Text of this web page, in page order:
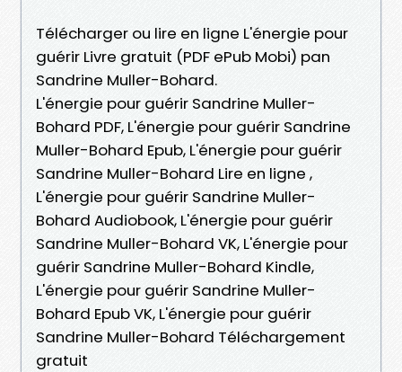
Télécharger ou lire en ligne L'énergie pour
guérir Livre gratuit (PDF ePub Mobi) pan
Sandrine Muller-Bohard.
L'énergie pour guérir Sandrine Muller-
Bohard PDF, L'énergie pour guérir Sandrine
Muller-Bohard Epub, L'énergie pour guérir
Sandrine Muller-Bohard Lire en ligne ,
L'énergie pour guérir Sandrine Muller-
Bohard Audiobook, L'énergie pour guérir
Sandrine Muller-Bohard VK, L'énergie pour
guérir Sandrine Muller-Bohard Kindle,
L'énergie pour guérir Sandrine Muller-
Bohard Epub VK, L'énergie pour guérir
Sandrine Muller-Bohard Téléchargement
gratuit